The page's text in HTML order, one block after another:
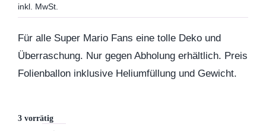
Geburtstag
Kommunion &
inkl. MwSt.
Für alle Super Mario Fans eine tolle Deko und
Überraschung. Nur gegen Abholung erhältlich. Preis
Folienballon inklusive Heliumfüllung und Gewicht.
3 vorrätig